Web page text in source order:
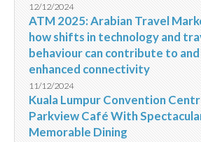
12/12/2024
ATM 2025: Arabian Travel
how shifts in technology and
behaviour can contribute to
enhanced connectivity
11/12/2024
Kuala Lumpur Convention
Parkview Café With
Memorable Dining